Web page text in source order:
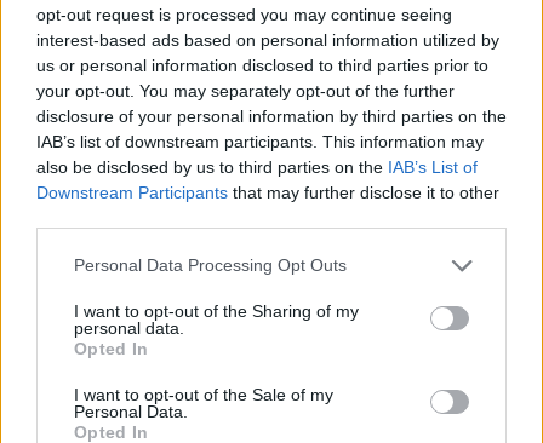
opt-out request is processed you may continue seeing
interest-based ads based on personal information utilized by
us or personal information disclosed to third parties prior to
your opt-out. You may separately opt-out of the further
disclosure of your personal information by third parties on the
IAB’s list of downstream participants. This information may
also be disclosed by us to third parties on the IAB’s List of
Downstream Participants that may further disclose it to other
Personal Data Processing Opt Outs
I want to opt-out of the Sharing of my
personal data.
Opted In
I want to opt-out of the Sale of my
Personal Data.
Opted In